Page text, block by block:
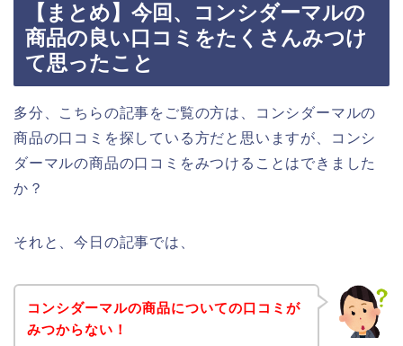
【まとめ】今回、コンシダーマルの
商品の良い口コミをたくさんみつけ
て思ったこと
多分、こちらの記事をご覧の方は、コンシダーマルの
商品の口コミを探している方だと思いますが、コンシ
ダーマルの商品の口コミをみつけることはできました
か？
それと、今日の記事では、
コンシダーマルの商品についての口コミが
みつからない！